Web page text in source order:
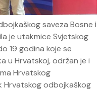
saveza Bosne i
je utakmice Svjetskog
19 godina koje se
u Hrvatskoj, održan je i
Hrvatskog
Hrvatskog odbojkaškog